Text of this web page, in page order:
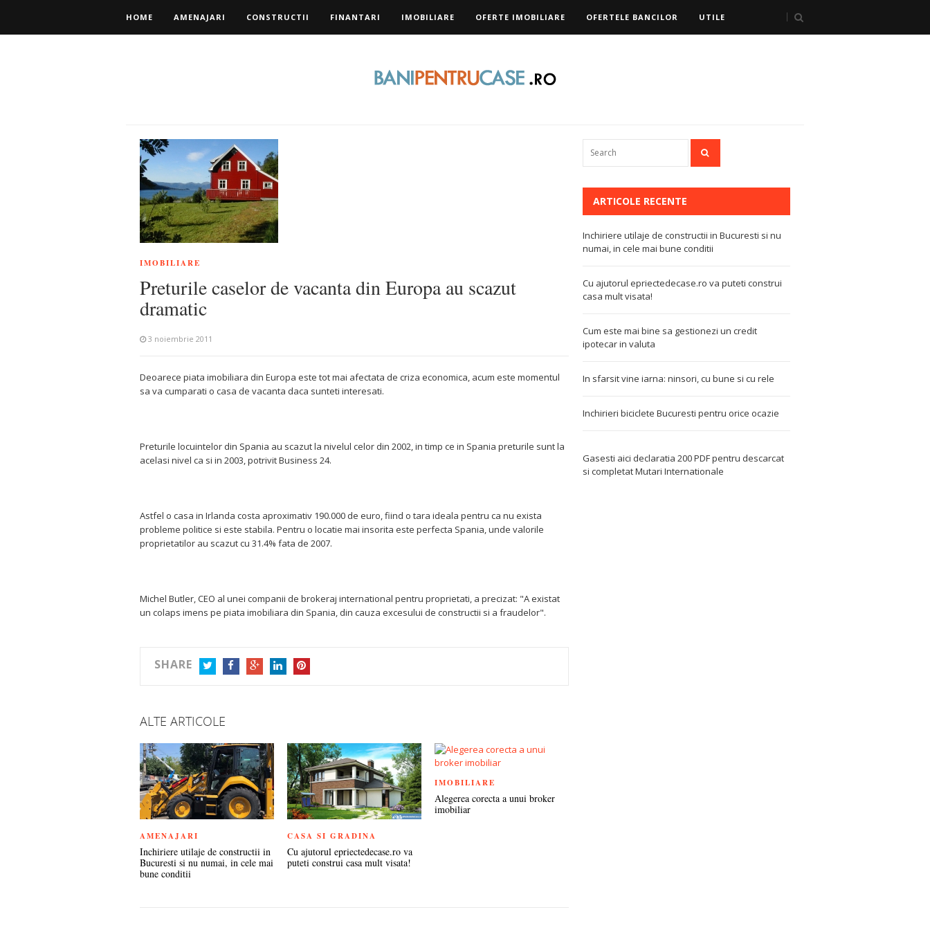
HOME AMENAJARI CONSTRUCTII FINANTARI IMOBILIARE OFERTE IMOBILIARE OFERTELE BANCILOR UTILE
IMOBILIARE
Preturile caselor de vacanta din Europa au scazut
dramatic
3 noiembrie 2011
Deoarece piata imobiliara din Europa este tot mai afectata de criza economica, acum este momentul
sa va cumparati o casa de vacanta daca sunteti interesati.
Preturile locuintelor din Spania au scazut la nivelul celor din 2002, in timp ce in Spania preturile sunt la
acelasi nivel ca si in 2003, potrivit Business 24.
Astfel o casa in Irlanda costa aproximativ 190.000 de euro, fiind o tara ideala pentru ca nu exista
probleme politice si este stabila. Pentru o locatie mai insorita este perfecta Spania, unde valorile
proprietatilor au scazut cu 31.4% fata de 2007.
Michel Butler, CEO al unei companii de brokeraj international pentru proprietati, a precizat: "A existat
un colaps imens pe piata imobiliara din Spania, din cauza excesului de constructii si a fraudelor".
SHARE
ALTE ARTICOLE
AMENAJARI
Inchiriere utilaje de constructii in
Bucuresti si nu numai, in cele mai
bune conditii
CASA SI GRADINA
Cu ajutorul epriectedecase.ro va
puteti construi casa mult visata!
IMOBILIARE
Alegerea corecta a unui broker
imobiliar
ARTICOLE RECENTE
Inchiriere utilaje de constructii in Bucuresti si nu
numai, in cele mai bune conditii
Cu ajutorul epriectedecase.ro va puteti construi
casa mult visata!
Cum este mai bine sa gestionezi un credit
ipotecar in valuta
In sfarsit vine iarna: ninsori, cu bune si cu rele
Inchirieri biciclete Bucuresti pentru orice ocazie
Gasesti aici declaratia 200 PDFpentru descarcat
si completatMutari Internationale